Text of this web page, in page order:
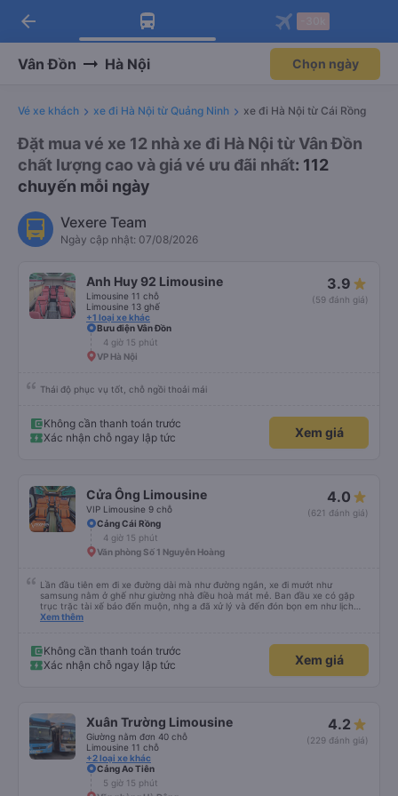
Tải app Vexere ngay!
Nhận ưu đãi thành viên độc
Mở app
Tải app Vexere
-30k/ghế khi đặt vé máy bay qua
Mở app
arrow_back
Vân Đồn Hà Nội Chọn ngày
Vé xe khách xe đi Hà Nội từ Quảng Ninh xe đi Hà Nội từ Cái Rồng
Đặt mua vé xe 12 nhà xe đi Hà Nội từ Vân Đồn
chất lượng cao và giá vé ưu đãi nhất: 112
chuyến mỗi ngày
Vexere Team
Ngày cập nhật: 07/08/2026
Anh Huy 92 Limousine
Limousine 11 chỗ
Limousine 13 ghế
+1 loại xe khác
3.9
(59 đánh giá)
Bưu điện Vân Đồn
4 giờ 15 phút
VP Hà Nội
Thái độ phục vụ tốt, chỗ ngồi thoải mái
Không cần thanh toán trước
Xác nhận chỗ ngay lập tức
Xem giá
Cửa Ông Limousine
VIP Limousine 9 chỗ
4.0
(621 đánh giá)
Cảng Cái Rồng
4 giờ 15 phút
Văn phòng Số 1 Nguyễn Hoàng
Lần đầu tiên em đi xe đường dài mà như đường ngắn, xe đi mướt như
samsung nằm ở ghế như giường nhà điều hoà mát mẻ. Ban đầu xe có gặp
trục trặc tài xế báo đến muộn, nhg a đã xử lý và đến đón bọn em như lịch
trên hệ thống. Anh tài xế Văn Sĩ quá vui tính và nhiệt tình, trời mưa gió đã
Xem thêm
Không cần thanh toán trước
Xác nhận chỗ ngay lập tức
Xem giá
Xuân Trường Limousine
Giường nằm đơn 40 chỗ
Limousine 11 chỗ
+2 loại xe khác
4.2
(229 đánh giá)
Cảng Ao Tiên
5 giờ 15 phút